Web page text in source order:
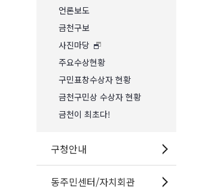
언론보도
금천구보
사진마당
주요수상현황
구민표창수상자 현황
금천구민상 수상자 현황
금천이 최초다!
구청안내
동주민센터/자치회관